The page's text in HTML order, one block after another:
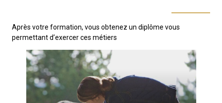
Après votre formation, vous obtenez un diplôme vous
permettant d’exercer ces métiers